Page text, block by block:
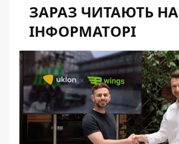
ЗАРАЗ ЧИТАЮТЬ НА
ІНФОРМАТОРІ